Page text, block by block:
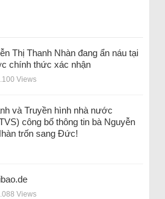
Thị Thanh Nhàn đang ẩn náu tại
chính thức xác nhận
Views
và Truyền hình nhà nước
công bố thông tin bà Nguyễn
trốn sang Đức!
Views